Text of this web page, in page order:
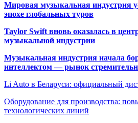
Мировая музыкальная индустрия
эпохе глобальных туров
Taylor Swift вновь оказалась в
музыкальной индустрии
Музыкальная индустрия начала
интеллектом — рынок
Li Auto в Беларуси: официальный
Оборудование для производства:
технологических линий